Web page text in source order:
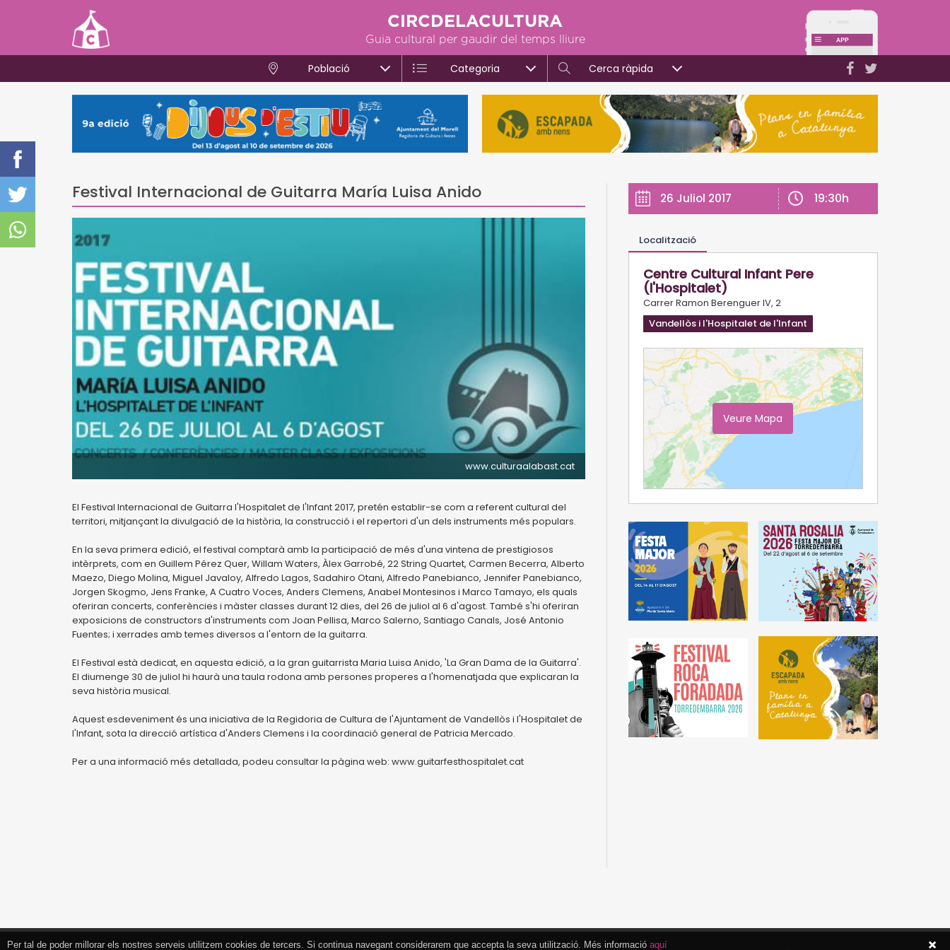
CIRCDELACULTURA
Guia cultural per gaudir del temps lliure
Població Categoria Cerca ràpida
Festival Internacional de Guitarra María Luisa Anido
www.culturaalabast.cat
El Festival Internacional de Guitarra l'Hospitalet de l'Infant 2017, pretén establir-se com a referent cultural del
territori, mitjançant la divulgació de la història, la construcció i el repertori d'un dels instruments més populars.
En la seva primera edició, el festival comptarà amb la participació de més d'una vintena de prestigiosos
intèrprets, com en Guillem Pérez Quer, Willam Waters, Àlex Garrobé, 22 String Quartet, Carmen Becerra, Alberto
Maezo, Diego Molina, Miguel Javaloy, Alfredo Lagos, Sadahiro Otani, Alfredo Panebianco, Jennifer Panebianco,
Jorgen Skogmo, Jens Franke, A Cuatro Voces, Anders Clemens, Anabel Montesinos i Marco Tamayo, els quals
oferiran concerts, conferències i màster classes durant 12 dies, del 26 de juliol al 6 d'agost. També s'hi oferiran
exposicions de constructors d'instruments com Joan Pellisa, Marco Salerno, Santiago Canals, José Antonio
Fuentes; i xerrades amb temes diversos a l'entorn de la guitarra.
El Festival està dedicat, en aquesta edició, a la gran guitarrista Maria Luisa Anido, 'La Gran Dama de la Guitarra'.
El diumenge 30 de juliol hi haurà una taula rodona amb persones properes a l'homenatjada que explicaran la
seva història musical.
Aquest esdeveniment és una iniciativa de la Regidoria de Cultura de l'Ajuntament de Vandellòs i l'Hospitalet de
l'Infant, sota la direcció artística d'Anders Clemens i la coordinació general de Patricia Mercado.
Per a una informació més detallada, podeu consultar la pàgina web: www.guitarfesthospitalet.cat
26 Juliol 2017 19:30h
Localització
Centre Cultural Infant Pere
(l'Hospitalet)
Carrer Ramon Berenguer IV, 2
Vandellòs i l'Hospitalet de l'Infant
Veure Mapa
Per tal de poder millorar els nostres serveis utilitzem cookies de tercers. Si continua navegant considerarem que accepta la seva utilització. Més informació aquí
Tancar